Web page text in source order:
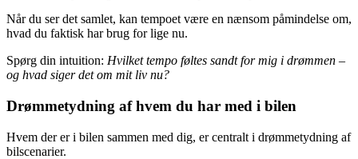
Når du ser det samlet, kan tempoet være en nænsom påmindelse om,
hvad du faktisk har brug for lige nu.
Spørg din intuition: Hvilket tempo føltes sandt for mig i drømmen –
og hvad siger det om mit liv nu?
Drømmetydning af hvem du har med i bilen
Hvem der er i bilen sammen med dig, er centralt i drømmetydning af
bilscenarier.